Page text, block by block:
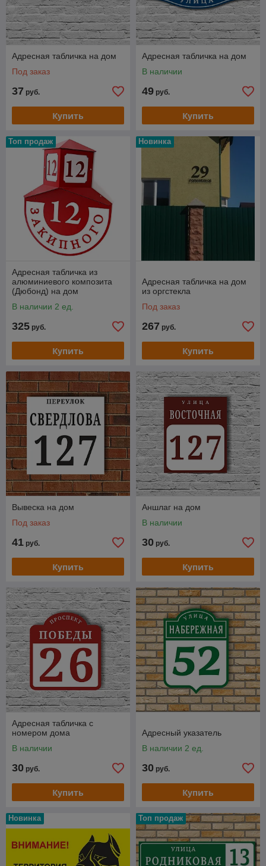
Адресная табличка на дом
Под заказ
37 руб.
Купить
Адресная табличка на дом
В наличии
49 руб.
Купить
Топ продаж
Адресная табличка из
алюминиевого композита
(Дюбонд) на дом
В наличии 2 ед.
325 руб.
Купить
Новинка
Адресная табличка на дом
из оргстекла
Под заказ
267 руб.
Купить
Вывеска на дом
Под заказ
41 руб.
Купить
Аншлаг на дом
В наличии
30 руб.
Купить
Адресная табличка с
номером дома
В наличии
30 руб.
Купить
Адресный указатель
В наличии 2 ед.
30 руб.
Купить
Новинка Топ продаж